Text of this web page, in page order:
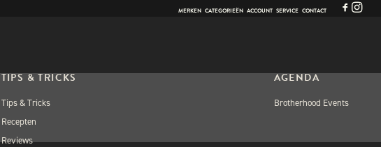
MERKEN CATEGORIEËN ACCOUNT SERVICE CONTACT
TIPS & TRICKS
Tips & Tricks
Recepten
Reviews
AGENDA
Brotherhood Events